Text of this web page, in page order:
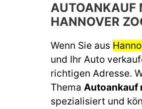
AUTOANKAUF
HANNOVER
Wenn Sie aus
und Ihr Auto
richtigen Adresse.
Thema Autoankauf
spezialisiert und